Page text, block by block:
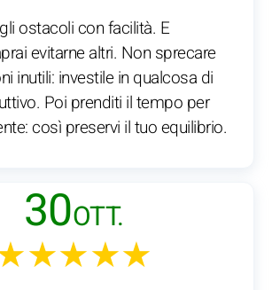
ostacoli con facilità. E
evitarne altri. Non sprecare
inutili: investile in qualcosa di
Poi prenditi il tempo per
così preservi il tuo equilibrio.
30OTT.